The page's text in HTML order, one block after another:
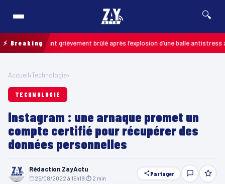
🔍
⚡ Breaking
: un enfant grièvement brûlé après l’explosion d’une balle antistress
Accueil›Technologie›
TECHNOLOGIE
Instagram : une arnaque promet un
compte certifié pour récupérer des
données personnelles
Rédaction ZayActu
25/08/2022 à 15h19 ⏱ 2 min
Partager